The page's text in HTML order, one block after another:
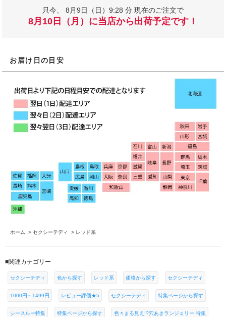
只今、 8月9日（日）9:28 分 現在のご注文で
8月10日（月）に当店から出荷予定です！
お届け日の目安
ホーム > セクシーテディ > レッド系
■関連カテゴリー
セクシーテディ 色から探す レッド系 価格から探す セクシーテディ
1000円～1499円 レビュー評価★5 セクシーテディ 特集ページから探す
シースルー特集 特集ページから探す 色々まる見え!?穴あきランジェリー 特集